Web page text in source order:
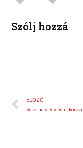
n
Szólj hozzá
Előző
ELŐZŐ